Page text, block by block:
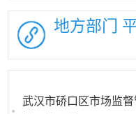
地方部门
武汉市硚口区市场监